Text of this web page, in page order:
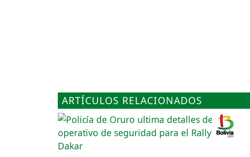
ARTÍCULOS RELACIONADOS